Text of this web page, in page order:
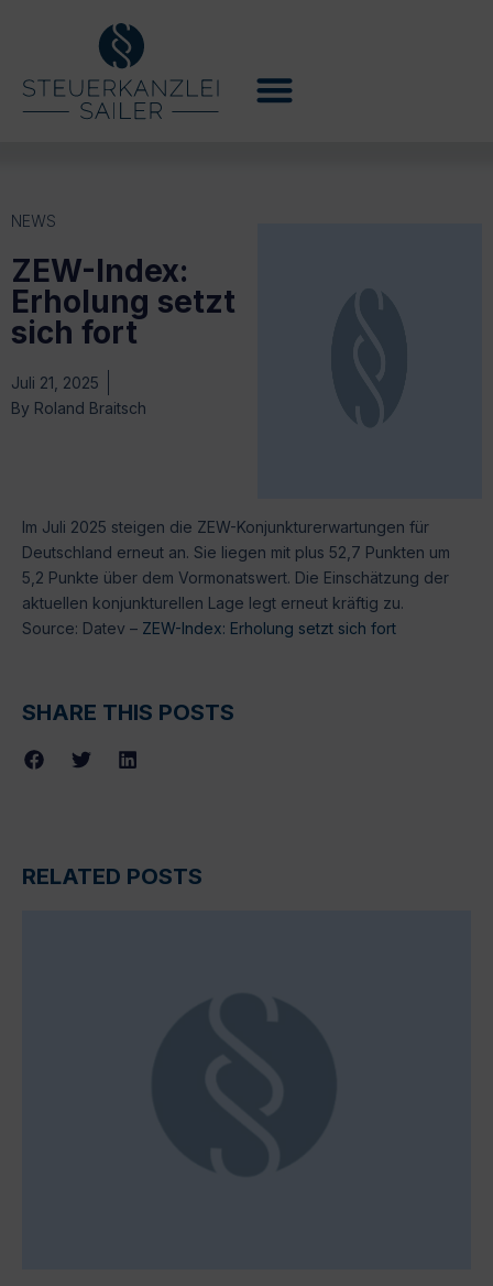
NEWS
ZEW-Index:
Erholung setzt
sich fort
Juli 21, 2025
By Roland Braitsch
Im Juli 2025 steigen die ZEW-Konjunkturerwartungen für
Deutschland erneut an. Sie liegen mit plus 52,7 Punkten um
5,2 Punkte über dem Vormonatswert. Die Einschätzung der
aktuellen konjunkturellen Lage legt erneut kräftig zu.
Source: Datev – ZEW-Index: Erholung setzt sich fort
SHARE THIS POSTS
RELATED POSTS